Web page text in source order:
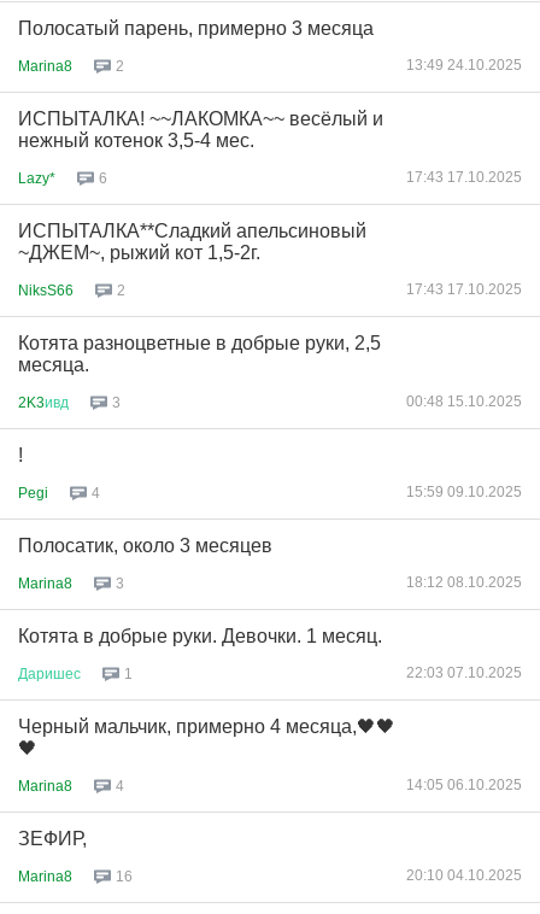
Полосатый парень, примерно 3 месяца
Marina8 2 13:49 24.10.2025
ИСПЫТАЛКА! ~~ЛАКОМКА~~ весёлый и
нежный котенок 3,5-4 мес.
Lazy* 6 17:43 17.10.2025
ИСПЫТАЛКА**Сладкий апельсиновый
~ДЖЕМ~, рыжий кот 1,5-2г.
NiksS66 2 17:43 17.10.2025
Котята разноцветные в добрые руки, 2,5
месяца.
2K3ивд 3 00:48 15.10.2025
!
Pegi 4 15:59 09.10.2025
Полосатик, около 3 месяцев
Marina8 3 18:12 08.10.2025
Котята в добрые руки. Девочки. 1 месяц.
Даришес 1 22:03 07.10.2025
Черный мальчик, примерно 4 месяца,🖤🖤
🖤
Marina8 4 14:05 06.10.2025
ЗЕФИР,
Marina8 16 20:10 04.10.2025